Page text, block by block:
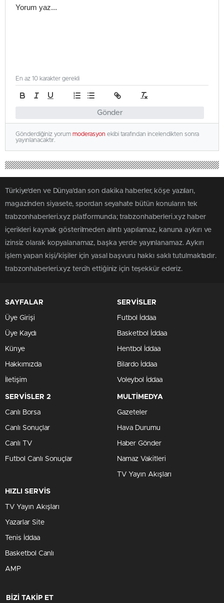
Gönder
En az 10 karakter gerekli
Gönderdiğiniz yorum moderasyon ekibi tarafından incelendikten sonra
yayınlanacaktır.
Türkiye'den ve Dünya’dan son dakika haberler, köşe yazıları,
magazinden siyasete, spordan seyahate bütün konuların tek
trabzonhaberleri.xyz platformunda; trabzonhaberleri.xyz haber
içerikleri kaynak gösterilmeden alıntı yapılamaz, kanuna aykırı ve
izinsiz olarak kopyalanamaz, başka yerde yayınlanamaz. Aykırı
işlem yapan kişi/kişiler için yasal başvuru hakkı saklı tutulmaktadır.
trabzonhaberleri.xyz tercih ettiğiniz için teşekkür ederiz.
SAYFALAR
Üye Girişi
Üye Kaydı
Künye
Hakkımızda
İletişim
SERVİSLER
Futbol İddaa
Basketbol İddaa
Hentbol İddaa
Bilardo İddaa
Voleybol İddaa
SERVİSLER 2
Canlı Borsa
Canlı Sonuçlar
Canlı TV
Futbol Canlı Sonuçlar
MULTİMEDYA
Gazeteler
Hava Durumu
Haber Gönder
Namaz Vakitleri
TV Yayın Akışları
HIZLI SERVİS
TV Yayın Akışları
Yazarlar Site
Tenis İddaa
Basketbol Canlı
AMP
BİZİ TAKİP ET